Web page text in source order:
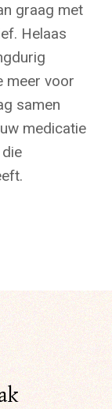
graag met
Helaas
meer voor
samen
medicatie